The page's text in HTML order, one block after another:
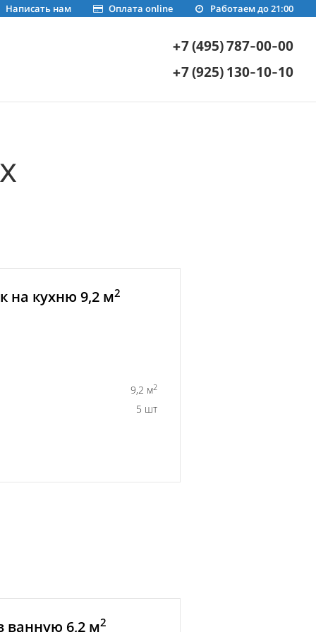
Работаем до 21:00
Оплата online
Написать нам
+7 (495) 787-00-00
+7 (925) 130-10-10
на кухню 9,2 м2
9,2 м2
5 шт
ванную 6,2 м2